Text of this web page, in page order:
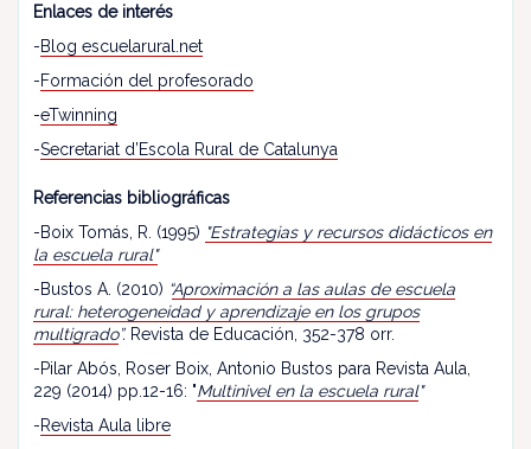
Enlaces de interés
-Blog escuelarural.net
-Formación del profesorado
-eTwinning
-Secretariat d’Escola Rural de Catalunya
Referencias bibliográficas
-Boix Tomás, R. (1995) "Estrategias y recursos didácticos en
la escuela rural"
-Bustos A. (2010) “Aproximación a las aulas de escuela
rural: heterogeneidad y aprendizaje en los grupos
multigrado”. Revista de Educación, 352-378 orr.
-Pilar Abós, Roser Boix, Antonio Bustos para Revista Aula,
229 (2014) pp.12-16: "Multinivel en la escuela rural"
-Revista Aula libre